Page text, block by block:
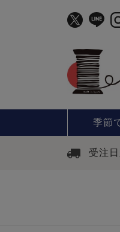
季節
受注